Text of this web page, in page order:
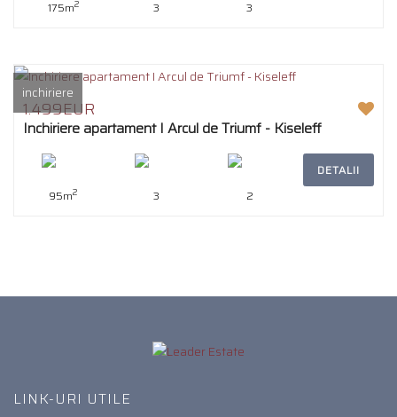
175m2 3 3
inchiriere
1.499EUR
Inchiriere apartament I Arcul de Triumf - Kiseleff
95m2 3 2
DETALII
LINK-URI UTILE